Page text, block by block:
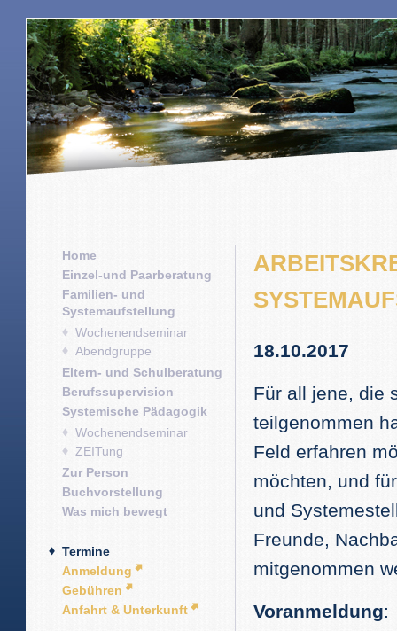
Home
Einzel-und Paarberatung
Familien- und
Systemaufstellung
Wochenendseminar
Abendgruppe
Eltern- und Schulberatung
Berufssupervision
Systemische Pädagogik
Wochenendseminar
ZEITung
Zur Person
Buchvorstellung
Was mich bewegt
Termine
Anmeldung
Gebühren
Anfahrt & Unterkunft
18.10.2017
Für all jene, die
teilgenommen
Feld erfahren
möchten, und
und
Freunde,
mitgenommen
Voranmeldung: